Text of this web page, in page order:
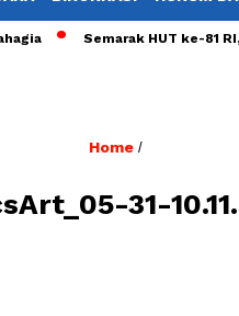
Semarak HUT ke-81 RI,
Home /
31-